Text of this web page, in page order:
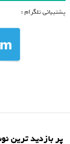
پشتیبانی تلگرام :
پر بازدید ترین